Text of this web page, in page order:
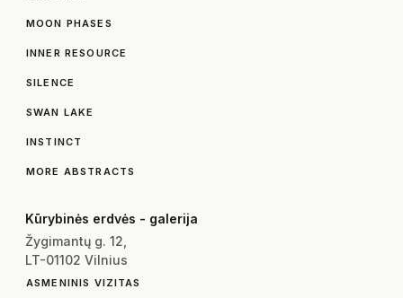
MOON PHASES
INNER RESOURCE
SILENCE
SWAN LAKE
INSTINCT
MORE ABSTRACTS
Kūrybinės erdvės - galerija
Žygimantų g. 12,
LT-01102 Vilnius
ASMENINIS VIZITAS